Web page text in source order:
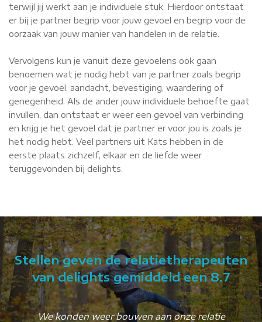
terwijl jij werkt aan je individuele stuk. Hierdoor ontstaat
er bij je partner begrip voor jouw gevoel en begrip voor de
oorzaak van jouw manier van handelen in de relatie.
Vervolgens kun je vanuit deze gevoelens ook gaan
benoemen wat je nodig hebt van je partner zoals begrip
voor je gevoel, aandacht, bevestiging, waardering of
genegenheid. Als de ander jouw individuele behoefte gaat
invullen, dan ontstaat er weer een gevoel van verbinding
en krijg je het gevoel dat je partner er voor jou is zoals je
het nodig hebt. Veel partners uit Kats hebben in de
eerste plaats zichzelf, elkaar en de liefde weer
teruggevonden bij delights.
Stellen geven de relatietherapeuten
van delights gemiddeld een 8.7
We konden weer bouwen aan onze relatie